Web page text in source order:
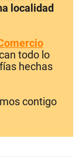
localidad
todo lo
hechas
contigo